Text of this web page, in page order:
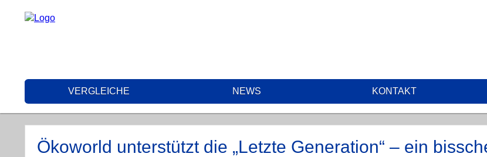
VERGLEICHE NEWS KONTAKT
Ökoworld unterstützt die „Letzte Generation“ – ein